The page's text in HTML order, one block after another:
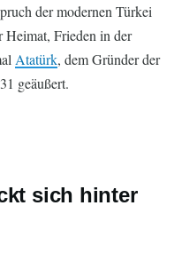
der modernen Türkei
Heimat, Frieden in der
Atatürk, dem Gründer der
geäußert.
sich hinter